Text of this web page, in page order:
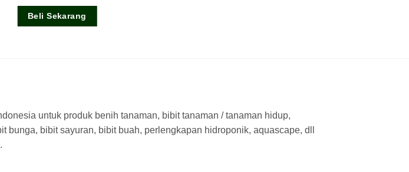
Beli Sekarang
untuk produk benih tanaman, bibit tanaman / tanaman hidup,
bibit sayuran, bibit buah, perlengkapan hidroponik, aquascape, dll